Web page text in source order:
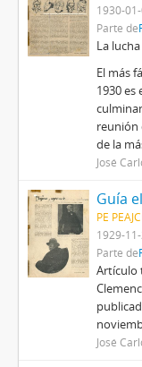
1930-01-
Parte de
La
El más
1930 es
reunión
de la
José
PE
1929-
Parte de
Artículo
José